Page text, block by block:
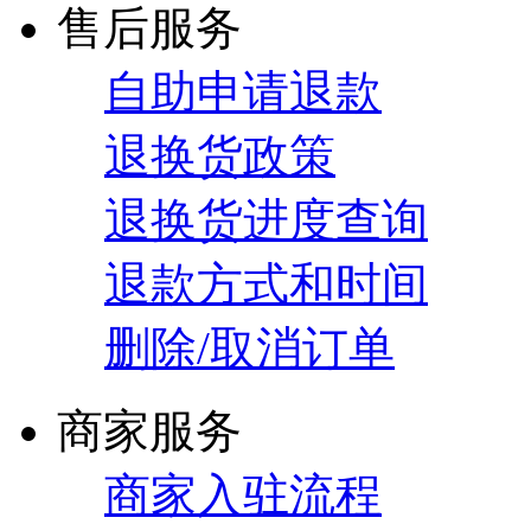
售后服务
自助申请退款
退换货政策
退换货进度查询
退款方式和时间
删除/取消订单
商家服务
商家入驻流程